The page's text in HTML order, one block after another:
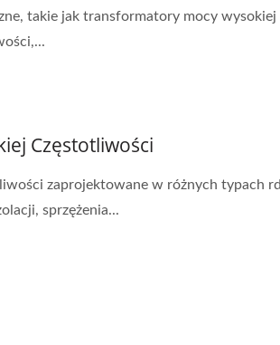
takie jak transformatory mocy
Częstotliwości
zaprojektowane w różnych typach
sprzężenia...